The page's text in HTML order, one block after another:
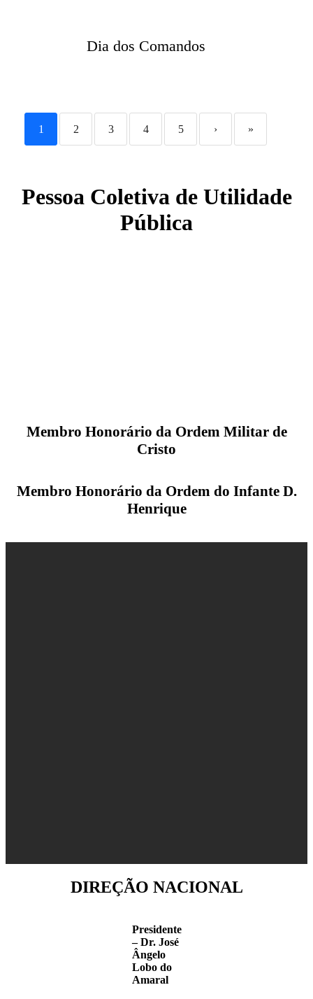
Dia dos Comandos
1 2 3 4 5 › »
Pessoa Coletiva de Utilidade
Pública
Membro Honorário da Ordem Militar de
Cristo
Membro Honorário da Ordem do Infante D.
Henrique
DIREÇÃO NACIONAL
Presidente
– Dr. José
Ângelo
Lobo do
Amaral